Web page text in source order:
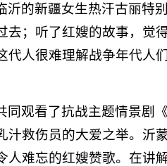
沂的新疆女生热汗古丽特
去；听了红嫂的故事，觉
代人很难理解战争年代人
同观看了抗战主题情景剧
汁救伤员的大爱之举。沂
人难忘的红嫂赞歌。在讲